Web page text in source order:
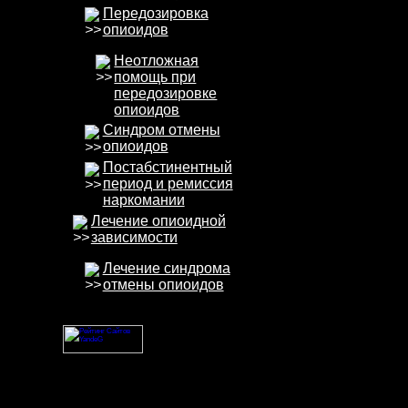
Передозировка
опиоидов
Неотложная
помощь при
передозировке
опиоидов
Синдром отмены
опиоидов
Постабстинентный
период и ремиссия
наркомании
Лечение опиоидной
зависимости
Лечение синдрома
отмены опиоидов